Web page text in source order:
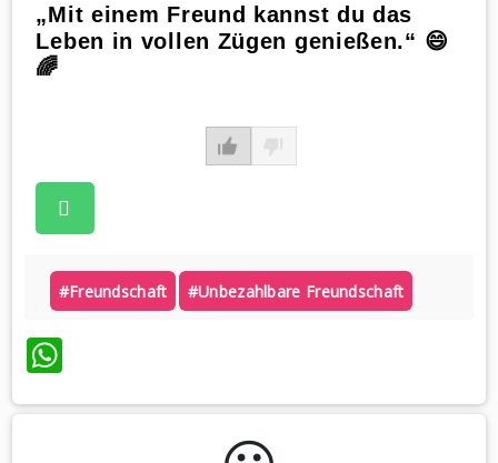
„Mit einem Freund kannst du das
Leben in vollen Zügen genießen.“ 😄
🌈
#freundschaft #unbezahlbare Freundschaft
WhatsApp